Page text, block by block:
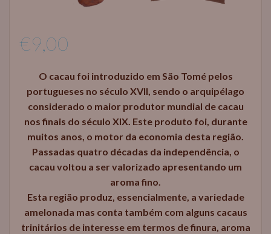
€9,00
O cacau foi introduzido em São Tomé pelos
portugueses no século XVII, sendo o arquipélago
considerado o maior produtor mundial de cacau
nos finais do século XIX. Este produto foi, durante
muitos anos, o motor da economia desta região.
Passadas quatro décadas da independência, o
cacau voltou a ser valorizado apresentando um
aroma fino.
Esta região produz, essencialmente, a variedade
amelonada mas conta também com alguns cacaus
trinitários de interesse em termos de finura, aroma